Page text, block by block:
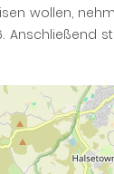
wollen,
Anschließend